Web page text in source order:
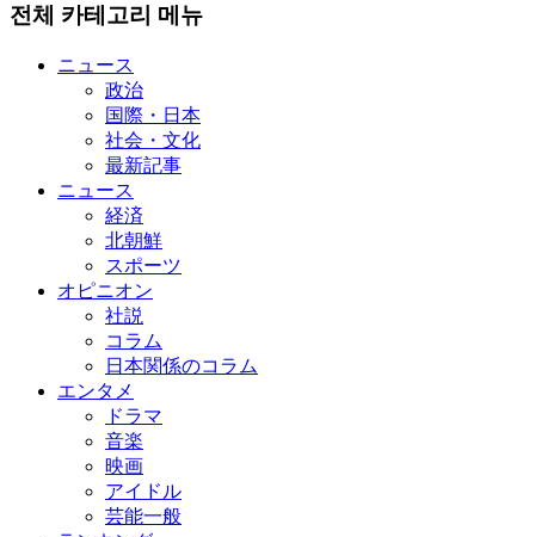
전체 카테고리 메뉴
ニュース
政治
国際・日本
社会・文化
最新記事
ニュース
経済
北朝鮮
スポーツ
オピニオン
社説
コラム
日本関係のコラム
エンタメ
ドラマ
音楽
映画
アイドル
芸能一般